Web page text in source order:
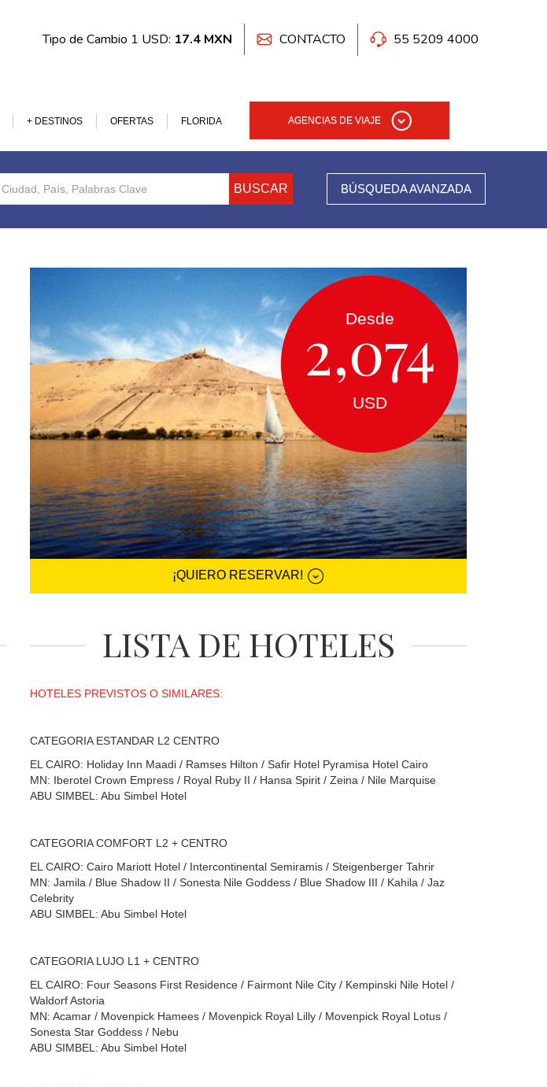
Tipo de Cambio 1 USD: 17.4 MXN CONTACTO 55 5209 4000
+ DESTINOS OFERTAS FLORIDA AGENCIAS DE VIAJE
BUSCAR BÚSQUEDA AVANZADA
Desde
2,074
USD
¡QUIERO RESERVAR!
LISTA DE HOTELES
HOTELES PREVISTOS O SIMILARES:
CATEGORIA ESTANDAR L2 CENTRO
EL CAIRO: Holiday Inn Maadi / Ramses Hilton / Safir Hotel Pyramisa Hotel Cairo
MN: Iberotel Crown Empress / Royal Ruby II / Hansa Spirit / Zeina / Nile Marquise
ABU SIMBEL: Abu Simbel Hotel
CATEGORIA COMFORT L2 + CENTRO
EL CAIRO: Cairo Mariott Hotel / Intercontinental Semiramis / Steigenberger Tahrir
MN: Jamila / Blue Shadow II / Sonesta Nile Goddess / Blue Shadow III / Kahila / Jaz
Celebrity
ABU SIMBEL: Abu Simbel Hotel
CATEGORIA LUJO L1 + CENTRO
EL CAIRO: Four Seasons First Residence / Fairmont Nile City / Kempinski Nile Hotel /
Waldorf Astoria
MN: Acamar / Movenpick Hamees / Movenpick Royal Lilly / Movenpick Royal Lotus /
Sonesta Star Goddess / Nebu
ABU SIMBEL: Abu Simbel Hotel